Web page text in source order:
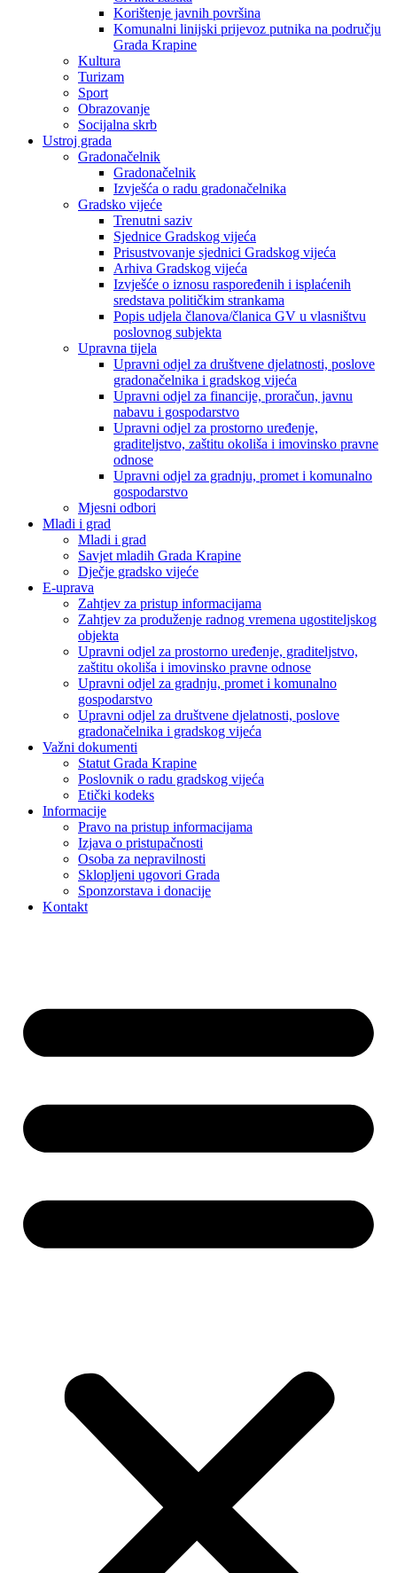
Korištenje javnih površina
Komunalni linijski prijevoz putnika na području
Grada Krapine
Kultura
Turizam
Sport
Obrazovanje
Socijalna skrb
Ustroj grada
Gradonačelnik
Gradonačelnik
Izvješća o radu gradonačelnika
Gradsko vijeće
Trenutni saziv
Sjednice Gradskog vijeća
Prisustvovanje sjednici Gradskog vijeća
Arhiva Gradskog vijeća
Izvješće o iznosu raspoređenih i isplaćenih
sredstava političkim strankama
Popis udjela članova/članica GV u vlasništvu
poslovnog subjekta
Upravna tijela
Upravni odjel za društvene djelatnosti, poslove
gradonačelnika i gradskog vijeća
Upravni odjel za financije, proračun, javnu
nabavu i gospodarstvo
Upravni odjel za prostorno uređenje,
graditeljstvo, zaštitu okoliša i imovinsko pravne
odnose
Upravni odjel za gradnju, promet i komunalno
gospodarstvo
Mjesni odbori
Mladi i grad
Mladi i grad
Savjet mladih Grada Krapine
Dječje gradsko vijeće
E-uprava
Zahtjev za pristup informacijama
Zahtjev za produženje radnog vremena ugostiteljskog
objekta
Upravni odjel za prostorno uređenje, graditeljstvo,
zaštitu okoliša i imovinsko pravne odnose
Upravni odjel za gradnju, promet i komunalno
gospodarstvo
Upravni odjel za društvene djelatnosti, poslove
gradonačelnika i gradskog vijeća
Važni dokumenti
Statut Grada Krapine
Poslovnik o radu gradskog vijeća
Etički kodeks
Informacije
Pravo na pristup informacijama
Izjava o pristupačnosti
Osoba za nepravilnosti
Sklopljeni ugovori Grada
Sponzorstava i donacije
Kontakt